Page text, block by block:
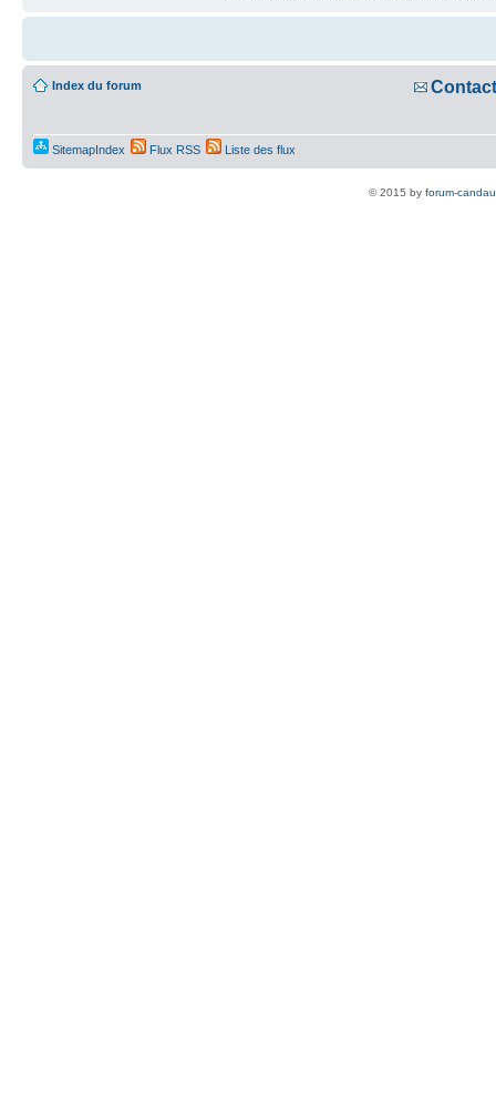
Index du forum Contact
SitemapIndex Flux RSS Liste des flux
© 2015 by forum-